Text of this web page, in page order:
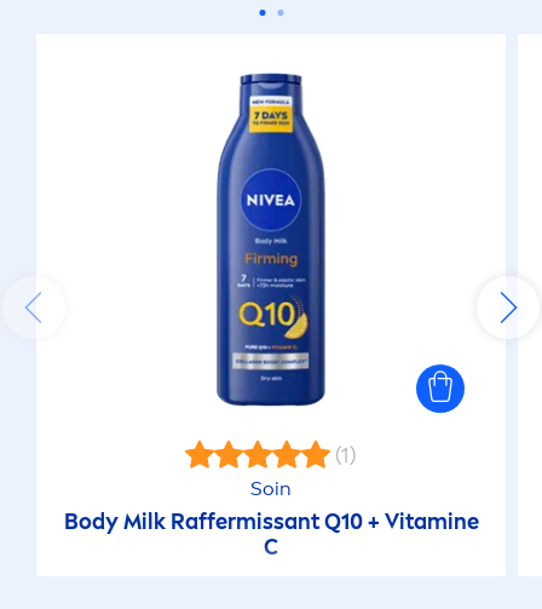
(1)
Soin
Body Milk Raffermissant Q10 + Vitamine
C